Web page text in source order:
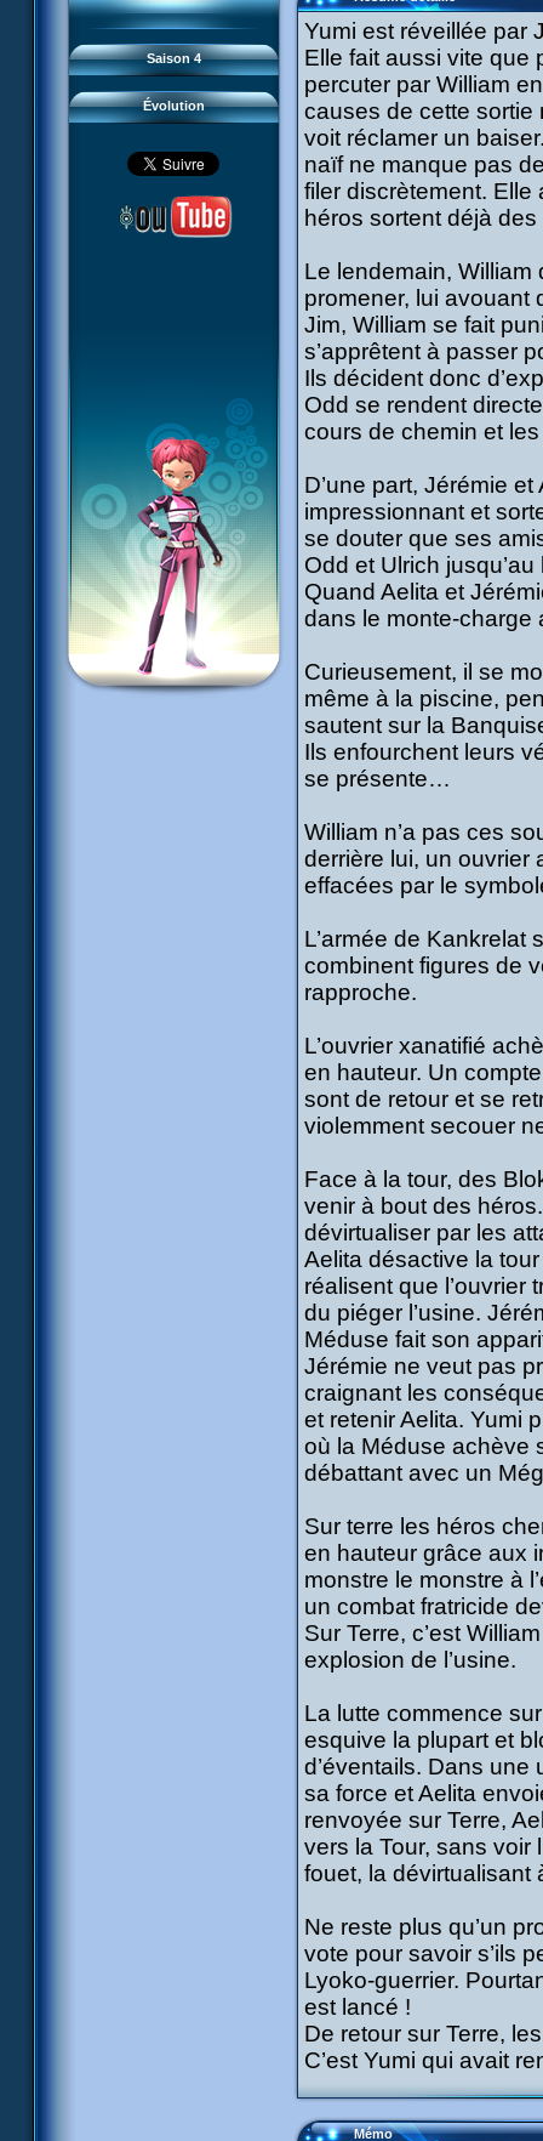
Saison 4
94 Contre-attaque
95 Souvenirs
Évolution
#21 - Faux-semblants
#22 - Mutinerie
#24 - Paradoxe temporel
#25 - Hécatombe
#26 - Ultime mission
Yumi est réveillée par
Elle fait aussi vite que
percuter par William
causes de cette sortie
voit réclamer un
naïf ne manque pas
filer discrètement.
héros sortent déjà
Le lendemain, William
promener, lui avouant
Jim, William se fait
s’apprêtent à passer
Ils décident donc
Odd se rendent
cours de chemin et
D’une part, Jérémie
impressionnant et
se douter que ses
Odd et Ulrich
Quand Aelita et
dans le monte-
Curieusement, il se
même à la piscine,
sautent sur la
Ils enfourchent leurs
se présente…
William n’a pas ces
derrière lui, un ouvrier
effacées par le
L’armée de Kankrelat
combinent figures de
rapproche.
L’ouvrier xanatifié
en hauteur. Un
sont de retour et se
violemment secouer
Face à la tour, des
venir à bout des
dévirtualiser par les
Aelita désactive la
réalisent que l’ouvrier
du piéger l’usine.
Méduse fait son
Jérémie ne veut pas
craignant les
et retenir Aelita. Yumi
où la Méduse achève
débattant avec un
Sur terre les héros
en hauteur grâce aux
monstre le monstre à
un combat fratricide
Sur Terre, c’est
explosion de l’usine.
La lutte commence
esquive la plupart et
d’éventails. Dans une
sa force et Aelita
renvoyée sur Terre,
vers la Tour, sans voir
fouet, la dévirtualisant
Ne reste plus qu’un
vote pour savoir s’ils
Lyoko-guerrier.
est lancé !
De retour sur Terre,
C’est Yumi qui avait
Mémo